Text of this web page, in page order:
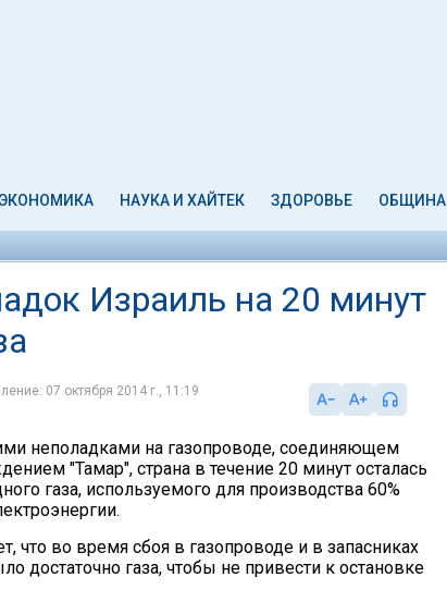
НАУКА И ХАЙТЕК ЗДОРОВЬЕ ОБЩИНА
Израиль на 20 минут
07 октября 2014 г., 11:19
неполадками на газопроводе, соединяющем
"Тамар", страна в течение 20 минут осталась
газа, используемого для производства 60%
что во время сбоя в газопроводе и в запасниках
достаточно газа, чтобы не привести к остановке